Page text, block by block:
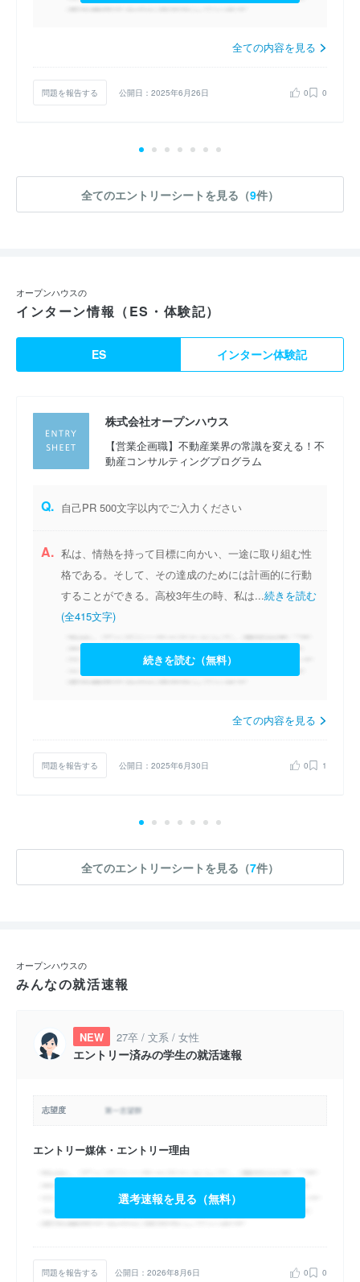
全ての内容を見る
問題を報告する 公開日：2025年6月26日 0 0
全てのエントリーシートを見る（9件）
オープンハウスの
インターン情報（ES・体験記）
ES インターン体験記
株式会社オープンハウス
【営業企画職】不動産業界の常識を変える！不
動産コンサルティングプログラム
Q. 自己PR 500文字以内でご入力ください
A. 私は、情熱を持って目標に向かい、一途に取り組む性
格である。そして、その達成のためには計画的に行動
することができる。高校3年生の時、私は...続きを読む
(全415文字)
続きを読む（無料）
全ての内容を見る
問題を報告する 公開日：2025年6月30日 0 1
全てのエントリーシートを見る（7件）
オープンハウスの
みんなの就活速報
NEW 27卒 / 文系 / 女性
エントリー済みの学生の就活速報
志望度
エントリー媒体・エントリー理由
選考速報を見る（無料）
問題を報告する 公開日：2026年8月6日 0 0